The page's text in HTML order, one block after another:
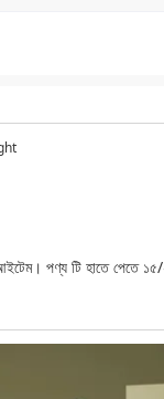
পণ্য টি হাতে পেতে